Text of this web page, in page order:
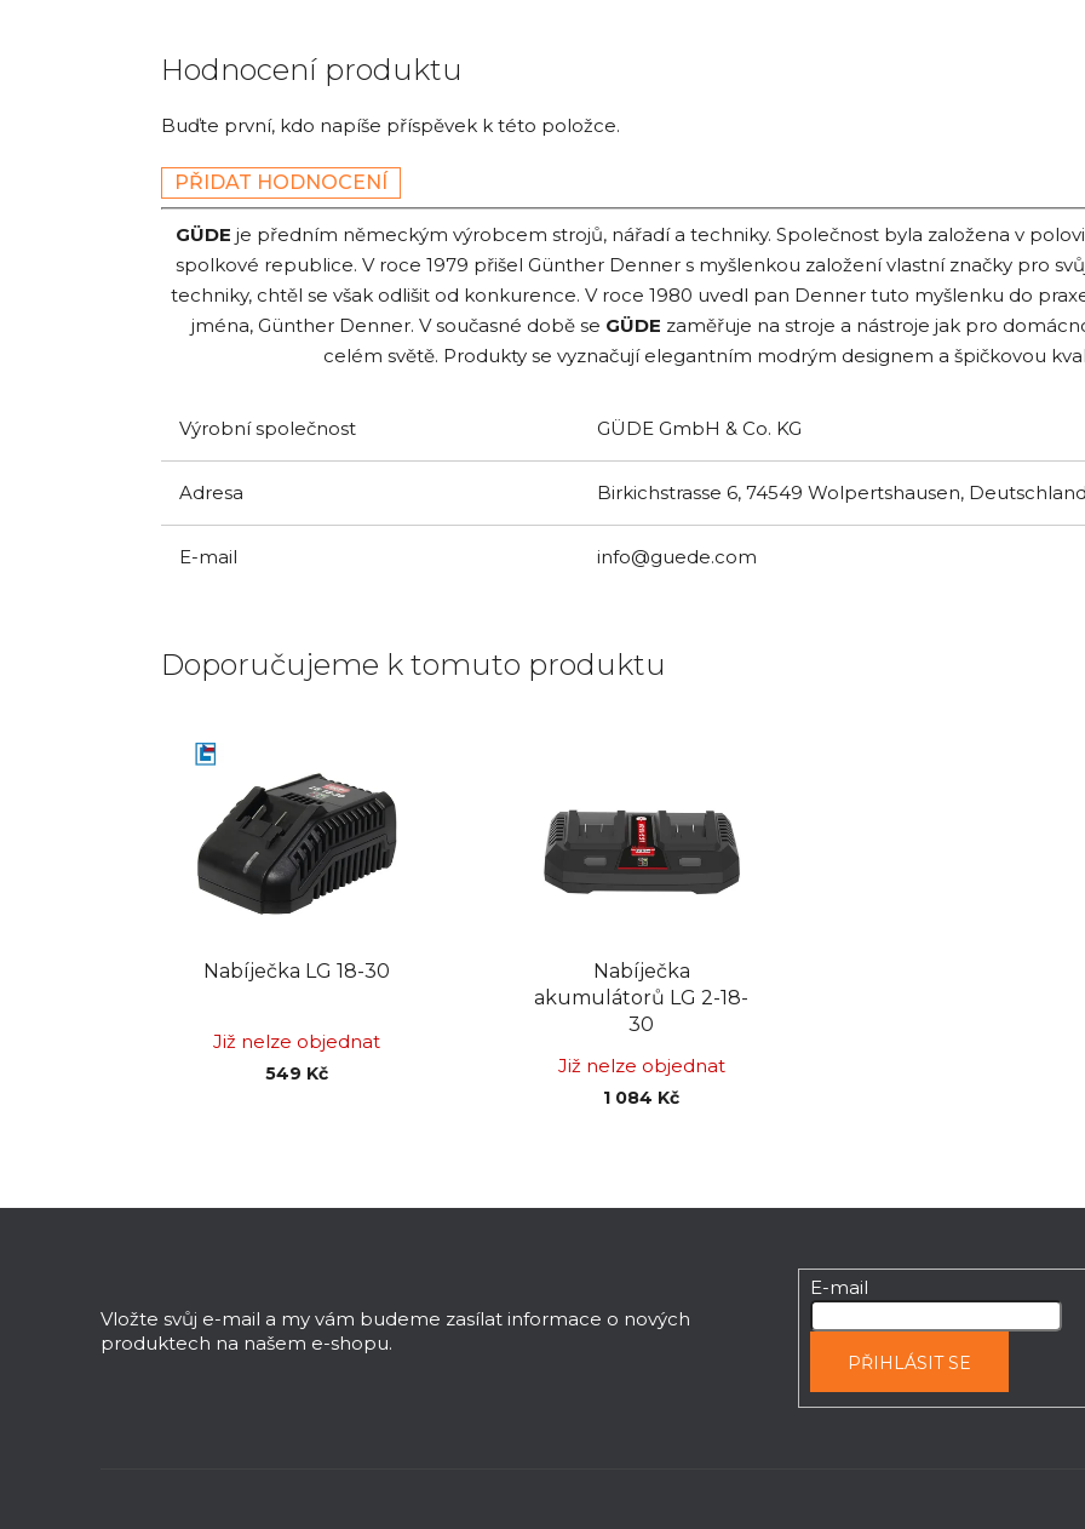
Hodnocení produktu
Buďte první, kdo napíše příspěvek k této položce.
PŘIDAT HODNOCENÍ
GÜDE je předním německým výrobcem strojů, nářadí a techniky. Společnost byla založena v
spolkové republice. V roce 1979 přišel Günther Denner s myšlenkou založení vlastní značky pro
techniky, chtěl se však odlišit od konkurence. V roce 1980 uvedl pan Denner tuto myšlenku do
jména, Günther Denner. V současné době se GÜDE zaměřuje na stroje a nástroje jak pro
celém světě. Produkty se vyznačují elegantním modrým designem a špičkovou
Výrobní společnost GÜDE GmbH & Co. KG
Adresa Birkichstrasse 6, 74549 Wolpertshausen,
E-mail info@guede.com
Doporučujeme k tomuto produktu
Nabíječka LG 18-30
Již nelze objednat
549 Kč
Nabíječka
akumulátorů LG 2-18-
30
Již nelze objednat
1 084 Kč
Vložte svůj e-mail a my vám budeme zasílat informace o nových
produktech na našem e-shopu.
E-mail
PŘIHLÁSIT SE